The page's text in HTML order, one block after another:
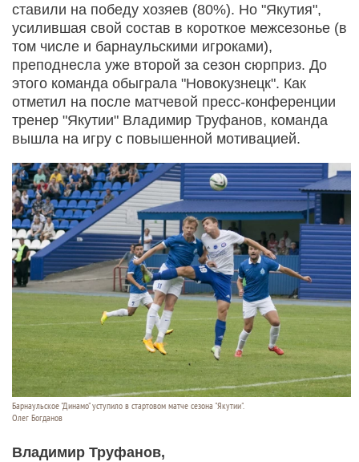
ставили на победу хозяев (80%). Но "Якутия",
усилившая свой состав в короткое межсезонье (в
том числе и барнаульскими игроками),
преподнесла уже второй за сезон сюрприз. До
этого команда обыграла "Новокузнецк". Как
отметил на после матчевой пресс-конференции
тренер "Якутии" Владимир Труфанов, команда
вышла на игру с повышенной мотивацией.
Барнаульское "Динамо" уступило в стартовом матче сезона "Якутии".
Олег Богданов
Владимир Труфанов,